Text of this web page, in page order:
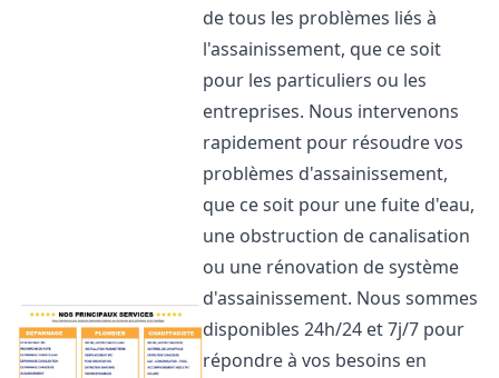
de tous les problèmes liés à
l'assainissement, que ce soit
pour les particuliers ou les
entreprises. Nous intervenons
rapidement pour résoudre vos
problèmes d'assainissement,
que ce soit pour une fuite d'eau,
une obstruction de canalisation
ou une rénovation de système
d'assainissement. Nous sommes
disponibles 24h/24 et 7j/7 pour
répondre à vos besoins en